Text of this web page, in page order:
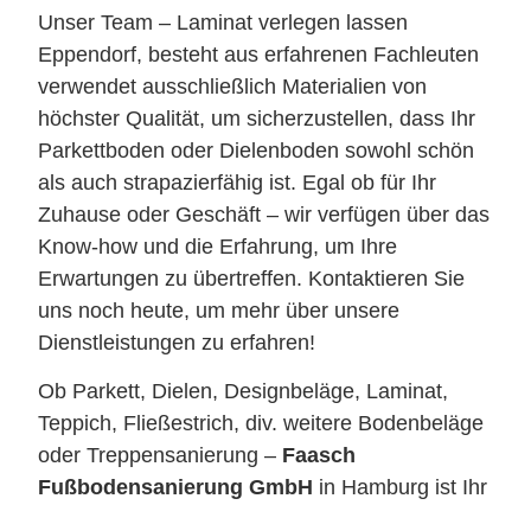
Unser Team – Laminat verlegen lassen
Eppendorf, besteht aus erfahrenen Fachleuten
verwendet ausschließlich Materialien von
höchster Qualität, um sicherzustellen, dass Ihr
Parkettboden oder Dielenboden sowohl schön
als auch strapazierfähig ist. Egal ob für Ihr
Zuhause oder Geschäft – wir verfügen über das
Know-how und die Erfahrung, um Ihre
Erwartungen zu übertreffen. Kontaktieren Sie
uns noch heute, um mehr über unsere
Dienstleistungen zu erfahren!
Ob Parkett, Dielen, Designbeläge, Laminat,
Teppich, Fließestrich, div. weitere Bodenbeläge
oder Treppensanierung – Faasch
Fußbodensanierung GmbH in Hamburg ist Ihr